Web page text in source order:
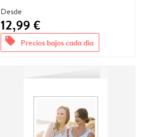
Desde
12,99 €
offers Precios bajos cada día